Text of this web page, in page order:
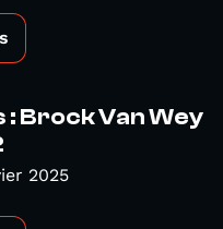
Brock Van Wey
2025